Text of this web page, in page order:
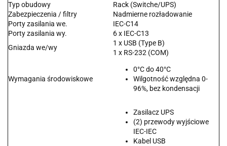
Typ obudowy
Rack (Switche/UPS)
Zabezpieczenia / filtry
Nadmierne rozładowanie
Porty zasilania we.
IEC-C14
Porty zasilania wy.
6 x IEC-C13
Gniazda we/wy
1 x USB (Type B)
1 x RS-232 (COM)
Wymagania środowiskowe
0°C do 40°C
Wilgotność względna 0-
96%, bez kondensacji
Zasilacz UPS
(2) przewody wyjściowe
IEC-IEC
Kabel USB